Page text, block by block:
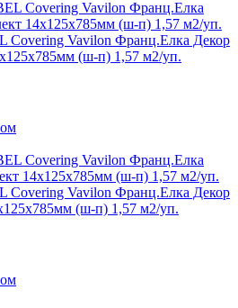
Covering Vavilon Франц.Елка Декор
(ш-п) 1,57 м2/уп.
Covering Vavilon Франц.Елка Декор
(ш-п) 1,57 м2/уп.